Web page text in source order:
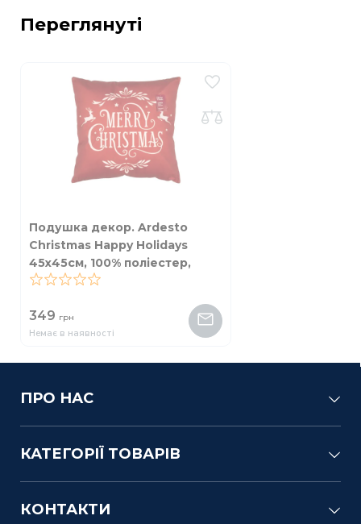
Переглянуті
Подушка декор. Ardesto
Christmas Happy Holidays
45х45см, 100% поліестер,
червоний
349 грн
Немає в наявності
ПРО НАС
КАТЕГОРІЇ ТОВАРІВ
КОНТАКТИ